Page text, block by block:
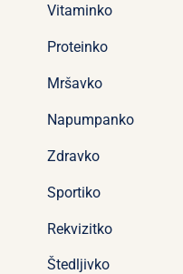
Vitaminko
Proteinko
Mršavko
Napumpanko
Zdravko
Sportiko
Rekvizitko
Štedljivko